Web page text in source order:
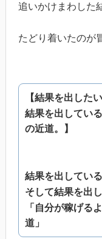
追いかけまわした
たどり着いたのが
【結果を出した
結果を出してい
の近道。】
結果を出してい
そして結果を出
「自分が稼げる
道」